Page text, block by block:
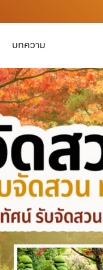
บทความ